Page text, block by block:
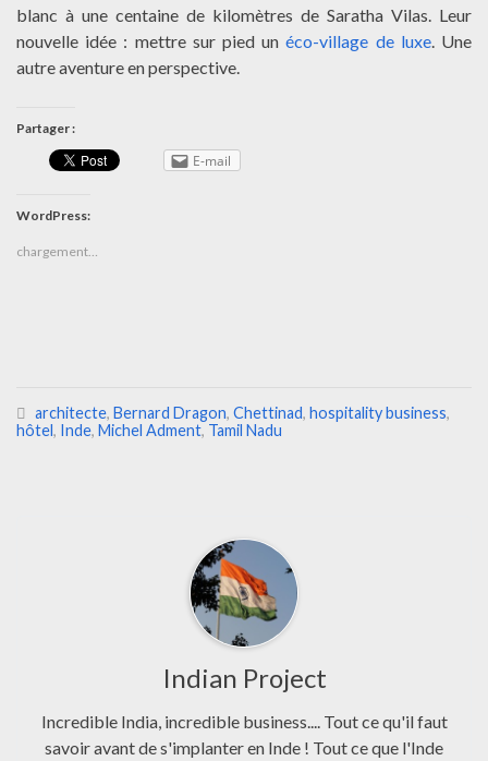
blanc à une centaine de kilomètres de Saratha Vilas. Leur
nouvelle idée : mettre sur pied unéco-village de luxe. Une
autre aventure en perspective.
Partager :
E-mail
WordPress:
chargement…
architecte, Bernard Dragon, Chettinad, hospitality business,
hôtel, Inde, Michel Adment, Tamil Nadu
Indian Project
Incredible India, incredible business.... Tout ce qu'il faut
savoir avant de s'implanter en Inde ! Tout ce que l'Inde